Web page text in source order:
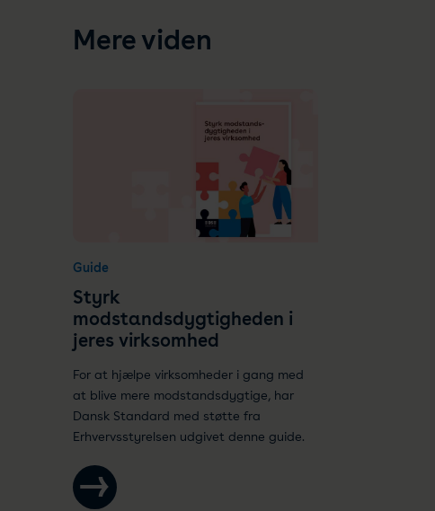
Mere viden
Guide
Styrk
modstandsdygtigheden i
jeres virksomhed
For at hjælpe virksomheder i gang med
at blive mere modstandsdygtige, har
Dansk Standard med støtte fra
Erhvervsstyrelsen udgivet denne guide.